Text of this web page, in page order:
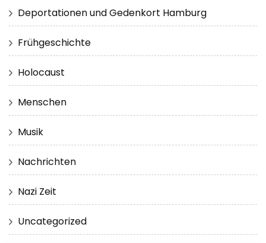
Deportationen und Gedenkort Hamburg
Frühgeschichte
Holocaust
Menschen
Musik
Nachrichten
Nazi Zeit
Uncategorized